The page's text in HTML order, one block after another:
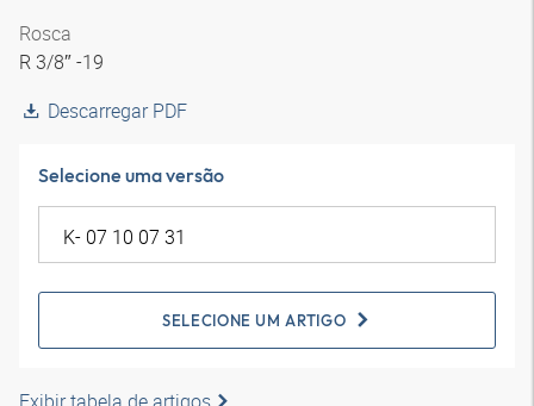
Rosca
R 3/8″ -19
Descarregar PDF
Selecione uma versão
SELECIONE UM ARTIGO